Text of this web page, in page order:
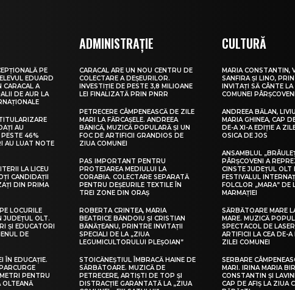
PE
EDUARD
CARACAL A
DE AUR LA
AU
46%
AU LUAT NOTE
LA LICEU
CANDIDAȚII
DIN PRIMA
LOCURILE
JUDEȚUL OLT.
ȘI EDUCATORI
DE
ÎN EDUCAȚIE.
PENTRU
OLTEANĂ
ADMINISTRAȚIE
CARACAL ARE UN NOU CENTRU DE
COLECTARE A DEȘEURILOR.
INVESTIȚIE DE PESTE 3,8 MILIOANE
LEI FINALIZATĂ PRIN PNRR
PETRECERE CÂMPENEASCĂ DE ZILE
MARI LA FĂRCAȘELE. ANDREEA
BĂNICĂ, MUZICĂ POPULARĂ ȘI UN
FOC DE ARTIFICII GRANDIOS DE
ZIUA COMUNEI
PAS IMPORTANT PENTRU
PROTEJAREA MEDIULUI LA
CORABIA. COLECTARE SEPARATĂ
PENTRU DEȘEURILE TEXTILE ÎN
TREI ZONE DIN ORAȘ
ROBERTA CRINTEA, MARIA
BEATRICE BĂNDOIU ȘI CRISTIAN
BĂNĂȚEANU, PRINTRE INVITAȚII
SPECIALI DE LA „ZIUA
LEGUMICULTORULUI PLEȘOIAN”
STOICĂNEȘTIUL ÎMBRACĂ HAINE DE
SĂRBĂTOARE. MUZICĂ DE
PETRECERE, ARTIȘTI DE TOP ȘI
DISTRACȚIE GARANTATĂ LA „ZIUA
CULTURĂ
MARIA CONSTANTIN,
SANFIRA ȘI LINO,
INVITAȚI SĂ CÂNTE
COMUNEI PÂRȘCOVENI
ANDREEA BĂLAN,
MARIA GHINEA, CAP
DE-A XI-A EDIȚIE A
OSICA DE JOS
ANSAMBLUL
PÂRȘCOVENI A
CINSTE JUDEȚUL OLT
FESTIVALUL
FOLCLOR „MARA” DE
MARMAȚIEI
SĂRBĂTOARE MARE
MARE. MUZICĂ
SPECTACOL DE
ARTIFICII LA CEA DE-A
ZILEI COMUNEI
SERBARE
MARI. IRINA MARIA
CONSTANTIN ȘI
CAP DE AFIȘ LA ZIUA